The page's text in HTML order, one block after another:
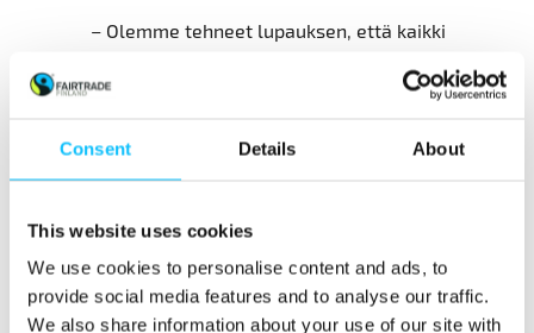
Consent Details About
This website uses cookies
We use cookies to personalise content and ads, to
provide social media features and to analyse our traffic.
We also share information about your use of our site with
– Olemme tehneet lupauksen, että kaikki
varmennettua. Tämän toteutamme ostamalla
kehitysprojekteistamme.
Koulutus kerrallaan kohti parempaa
elintasoa